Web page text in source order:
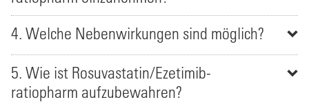
4. Welche Nebenwirkungen sind möglich?
5. Wie ist Rosuvastatin/Ezetimib-
ratiopharm aufzubewahren?